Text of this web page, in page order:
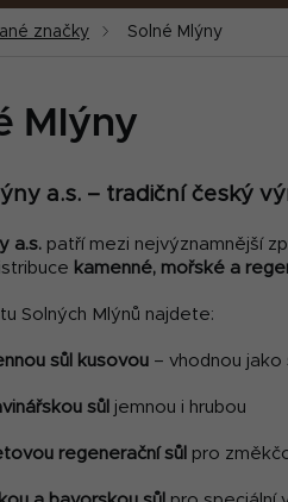
značky Solné Mlýny
Mlýny
a.s. – tradiční český
a.s. patří mezi nejvýznamnější
kamenné, mořské a
Solných Mlýnů najdete:
sůl kusovou – vhodnou jako
sůl jemnou i hrubou
regenerační sůl pro